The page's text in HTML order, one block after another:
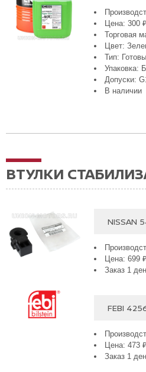
Цена: 300
Торговая
Цвет:
Тип:
Упаковка:
Допуски:
В наличии
ВТУЛКИ
NISSAN
Цена: 699 ₽
Заказ 1
FEBI
Цена: 473 ₽
Заказ 1